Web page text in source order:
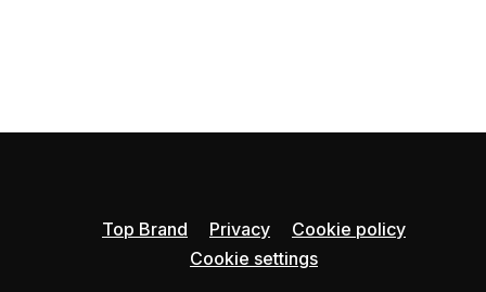
Top Brand Privacy
Cookie policy
Cookie settings